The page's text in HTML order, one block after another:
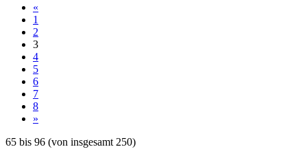
«
1
2
3
4
5
6
7
8
»
65 bis 96 (von insgesamt 250)